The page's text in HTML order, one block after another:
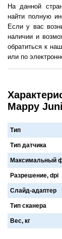
На данной
найти полную
Если у вас
наличии и
обратиться к
или по
Mappy
Тип
Тип датчика
Максимальный
Разрешение, dpi
Слайд-адаптер
Тип сканера
Вес, кг